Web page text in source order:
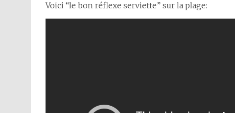
Voici “le bon réflexe serviette” sur la plage: